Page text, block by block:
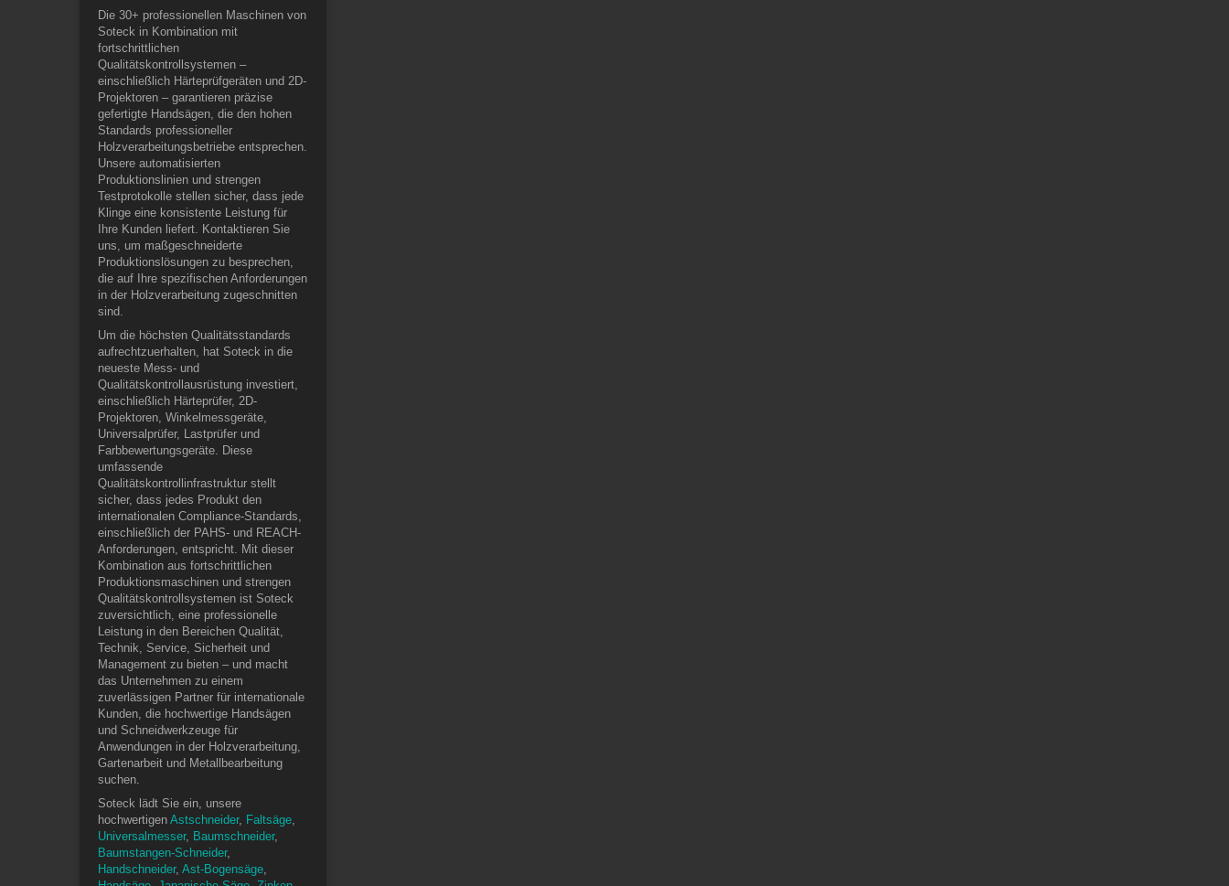
Die 30+ professionellen Maschinen von
Soteck in Kombination mit
fortschrittlichen
Qualitätskontrollsystemen –
einschließlich Härteprüfgeräten und 2D-
Projektoren – garantieren präzise
gefertigte Handsägen, die den hohen
Standards professioneller
Holzverarbeitungsbetriebe entsprechen.
Unsere automatisierten
Produktionslinien und strengen
Testprotokolle stellen sicher, dass jede
Klinge eine konsistente Leistung für
Ihre Kunden liefert. Kontaktieren Sie
uns, um maßgeschneiderte
Produktionslösungen zu besprechen,
die auf Ihre spezifischen Anforderungen
in der Holzverarbeitung zugeschnitten
sind.
Um die höchsten Qualitätsstandards
aufrechtzuerhalten, hat Soteck in die
neueste Mess- und
Qualitätskontrollausrüstung investiert,
einschließlich Härteprüfer, 2D-
Projektoren, Winkelmessgeräte,
Universalprüfer, Lastprüfer und
Farbbewertungsgeräte. Diese
umfassende
Qualitätskontrollinfrastruktur stellt
sicher, dass jedes Produkt den
internationalen Compliance-Standards,
einschließlich der PAHS- und REACH-
Anforderungen, entspricht. Mit dieser
Kombination aus fortschrittlichen
Produktionsmaschinen und strengen
Qualitätskontrollsystemen ist Soteck
zuversichtlich, eine professionelle
Leistung in den Bereichen Qualität,
Technik, Service, Sicherheit und
Management zu bieten – und macht
das Unternehmen zu einem
zuverlässigen Partner für internationale
Kunden, die hochwertige Handsägen
und Schneidwerkzeuge für
Anwendungen in der Holzverarbeitung,
Gartenarbeit und Metallbearbeitung
suchen.
Soteck lädt Sie ein, unsere
hochwertigen Astschneider, Faltsäge,
Universalmesser, Baumschneider,
Baumstangen-Schneider,
Handschneider, Ast-Bogensäge,